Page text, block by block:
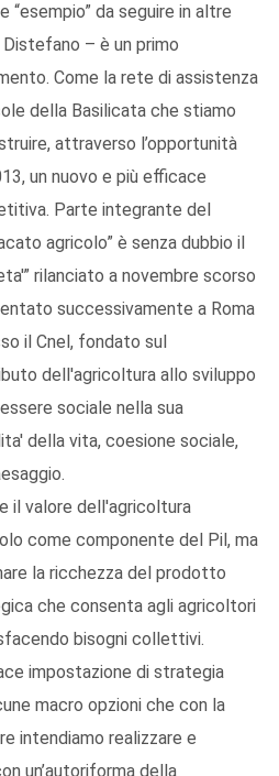
da seguire in altre
– è un primo
Come la rete di assistenza
della Basilicata che stiamo
attraverso l’opportunità
un nuovo e più efficace
Parte integrante del
agricolo” è senza dubbio il
rilanciato a novembre scorso
successivamente a Roma
il Cnel, fondato sul
dell'agricoltura allo sviluppo
sociale nella sua
della vita, coesione sociale,
il valore dell'agricoltura
come componente del Pil, ma
la ricchezza del prodotto
che consenta agli agricoltori
bisogni collettivi.
impostazione di strategia
macro opzioni che con la
intendiamo realizzare e
un’autoriforma della